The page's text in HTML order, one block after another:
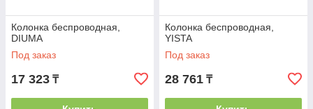
Колонка беспроводная,
DIUMA
Под заказ
17 323 ₸
Колонка беспроводная,
YISTA
Под заказ
28 761 ₸